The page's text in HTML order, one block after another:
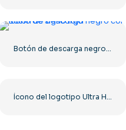
Botón de descarga negro con icono de signo rojo
Ícono del logotipo Ultra HD de 8k monocromo negro